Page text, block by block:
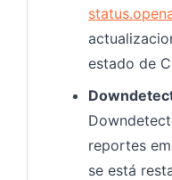
estado de
reportes
se está